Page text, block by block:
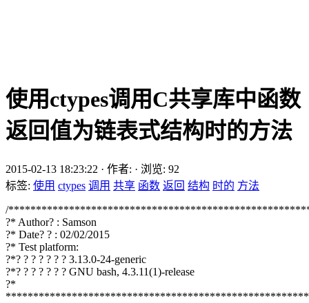
使用ctypes调用C共享库中函数
返回值为链表式结构时的方法
2015-02-13 18:23:22 · 作者: · 浏览: 92
标签: 使用 ctypes 调用 共享 函数 返回 结构 时的 方法
/
?* Author? : Samson
?* Date? ? : 02/02/2015
?* Test platform:
?*? ? ? ? ? ? ? 3.13.0-24-generic
?*? ? ? ? ? ? ? GNU bash, 4.3.11(1)-release
?*